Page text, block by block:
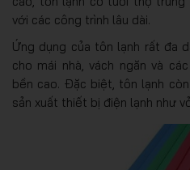
với các công trình lâu dài.
Ứng dụng của tôn lạnh rất đa
cho mái nhà, vách ngăn và
bền cao. Đặc biệt, tôn lạnh
sản xuất thiết bị điện lạnh như